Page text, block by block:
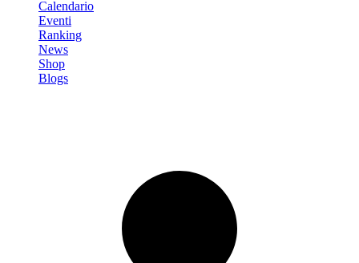
Calendario
Eventi
Ranking
News
Shop
Blogs